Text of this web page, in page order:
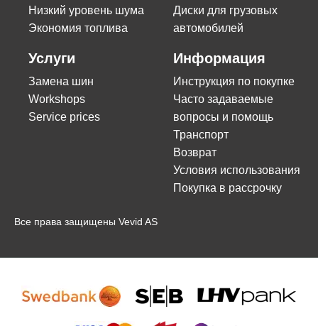
Низкий уровень шума
Экономия топлива
Диски для грузовых
автомобилей
Услуги
Замена шин
Workshops
Service prices
Информация
Инструкция по покупке
Часто задаваемые
вопросы и помощь
Транспорт
Возврат
Условия использования
Покупка в рассрочку
Все права защищены Vevid AS